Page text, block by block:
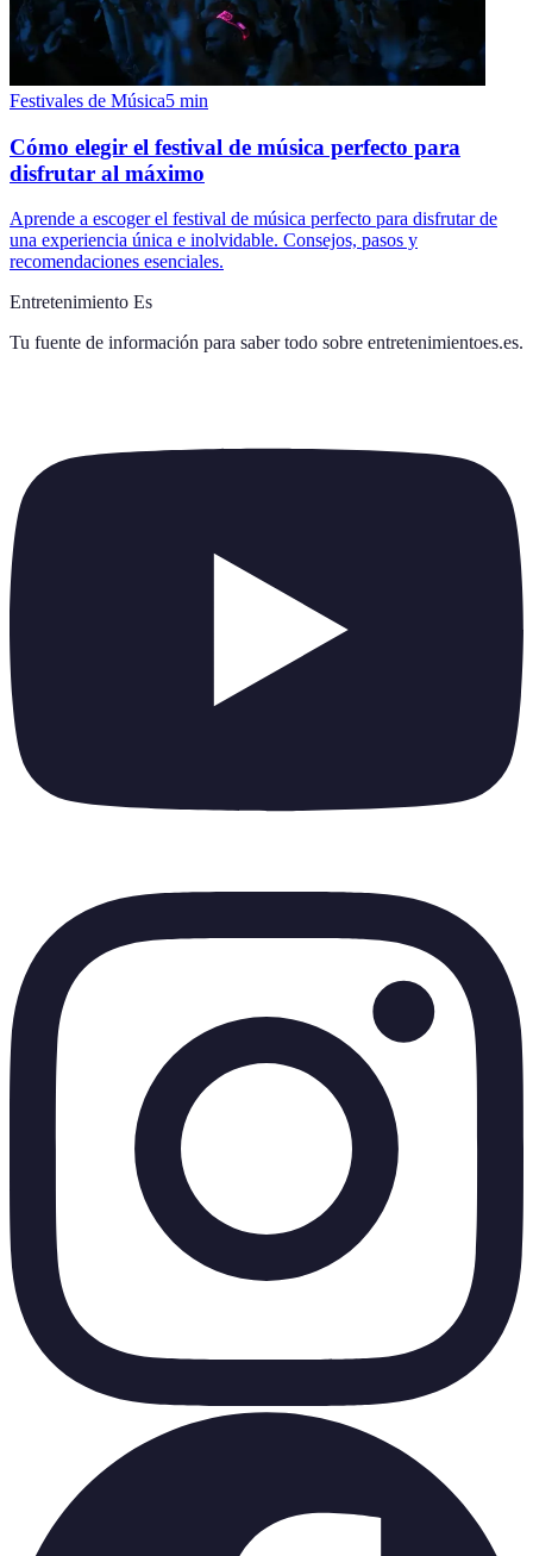
Festivales de Música5 min
Cómo elegir el festival de música perfecto para
disfrutar al máximo
Aprende a escoger el festival de música perfecto para disfrutar de
una experiencia única e inolvidable. Consejos, pasos y
recomendaciones esenciales.
Entretenimiento Es
Tu fuente de información para saber todo sobre entretenimientoes.es.